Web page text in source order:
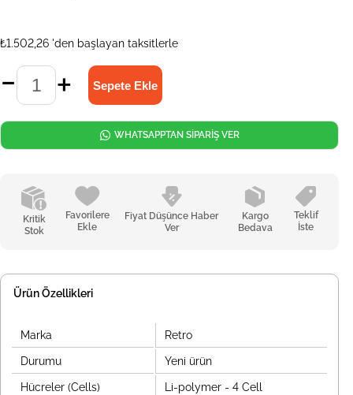
₺1.502,26 'den başlayan taksitlerle
Kritik
Stok
Favorilere
Ekle
Fiyat Düşünce Haber
Ver
Kargo
Bedava
Teklif
İste
WHATSAPPTAN SİPARİŞ VER
Ürün Özellikleri
Marka Retro
Durumu Yeni ürün
Hücreler (Cells) Li-polymer - 4 Cell